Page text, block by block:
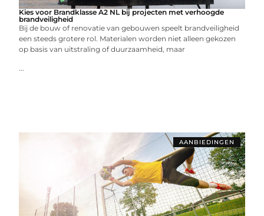
Kies voor Brandklasse A2 NL bij projecten met verhoogde
brandveiligheid
Bij de bouw of renovatie van gebouwen speelt brandveiligheid
een steeds grotere rol. Materialen worden niet alleen gekozen
op basis van uitstraling of duurzaamheid, maar
...
AANBIEDINGEN